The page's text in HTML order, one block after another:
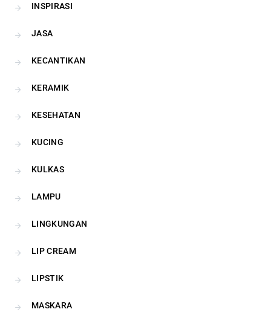
INSPIRASI
JASA
KECANTIKAN
KERAMIK
KESEHATAN
KUCING
KULKAS
LAMPU
LINGKUNGAN
LIP CREAM
LIPSTIK
MASKARA